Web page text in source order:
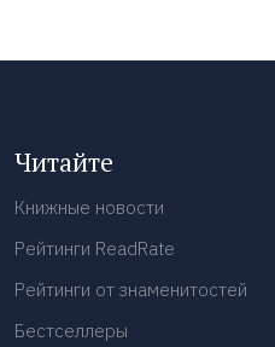
Читайте
Книжные новости
Рейтинги ReadRate
Рейтинги от знаменитостей
Бестселлеры